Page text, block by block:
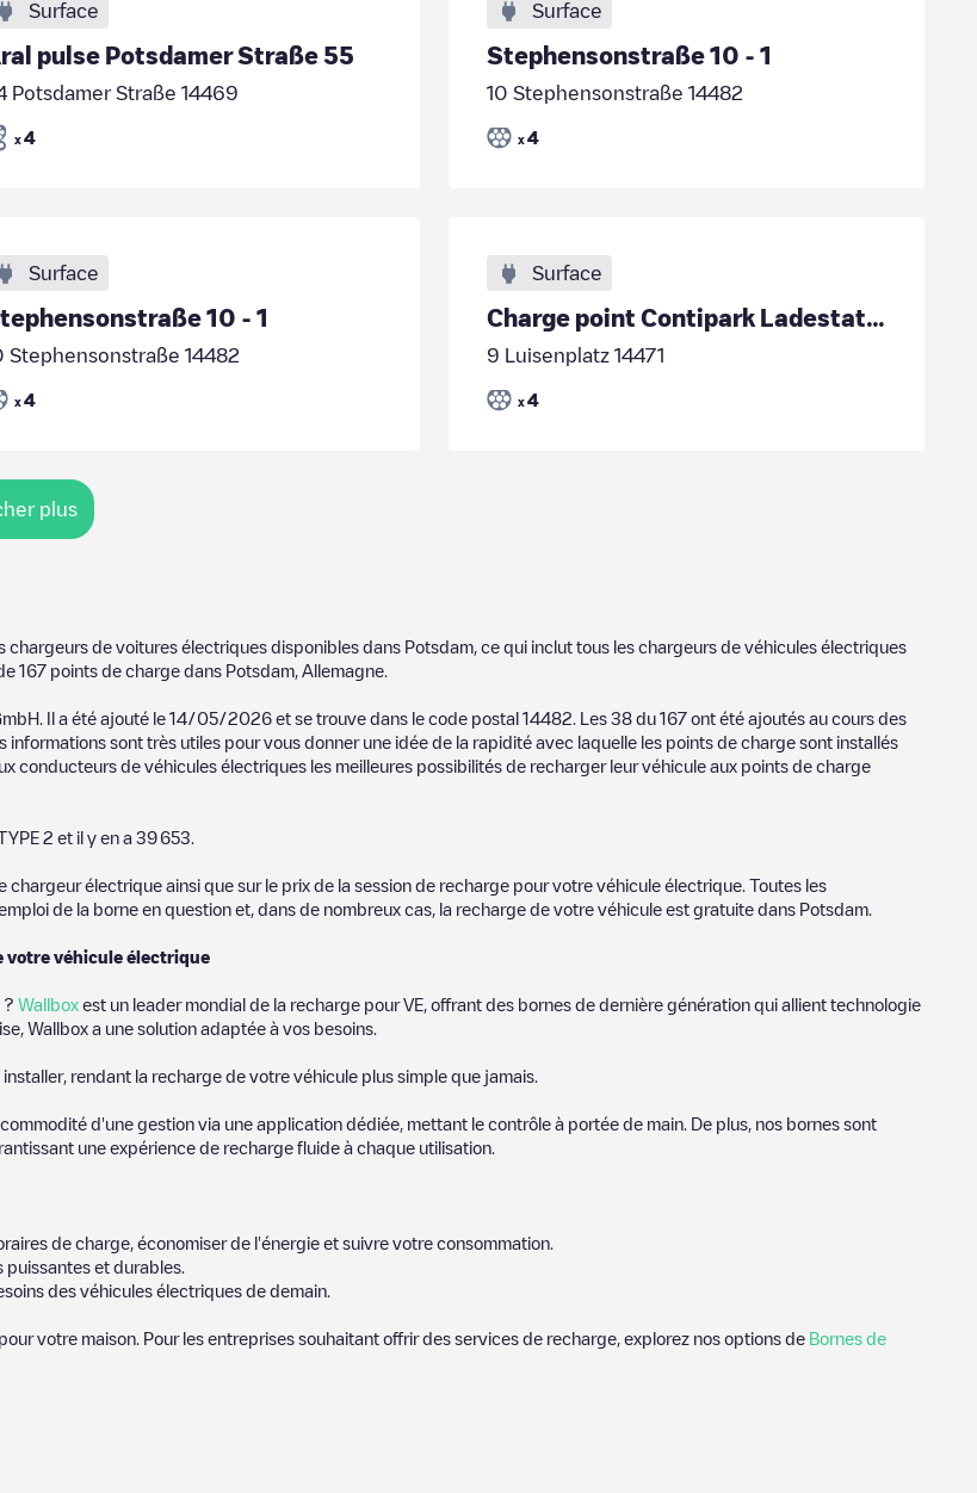
Surface
pulse Potsdamer Straße 55
Potsdamer Straße 14469
x 4
Surface
Stephensonstraße 10 - 1
10 Stephensonstraße 14482
x 4
Surface
10 - 1
Stephensonstraße 14482
x 4
Surface
Charge point Contipark Ladestation
9 Luisenplatz 14471
x 4
plus
chargeurs de voitures électriques disponibles dans Potsdam , ce qui inclut tous les chargeurs de véhicules électriques
167 points de charge dans Potsdam Allemagne
. Il a été ajouté le 14/05/2026 et se trouve dans le code postal 14482 . Les 38 du 167 ont été ajoutés au cours des
informations sont très utiles pour vous donner une idée de la rapidité avec laquelle les points de charge sont installés
conducteurs de véhicules électriques les meilleures possibilités de recharger leur véhicule aux points de charge
2 et il y en a 39 653
électrique ainsi que sur le prix de la session de recharge pour votre véhicule électrique. Toutes les
de la borne en question et, dans de nombreux cas, la recharge de votre véhicule est gratuite dans Potsdam
votre véhicule électrique
? Wallbox est un leader mondial de la recharge pour VE, offrant des bornes de dernière génération qui allient technologie
Wallbox a une solution adaptée à vos besoins.
rendant la recharge de votre véhicule plus simple que jamais.
d'une gestion via une application dédiée, mettant le contrôle à portée de main. De plus, nos bornes sont
une expérience de recharge fluide à chaque utilisation.
de charge, économiser de l'énergie et suivre votre consommation.
et durables.
des véhicules électriques de demain.
votre maison. Pour les entreprises souhaitant offrir des services de recharge, explorez nos options de Bornes de